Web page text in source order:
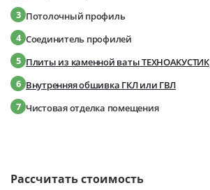
3 Потолочный профиль
4 Соединитель профилей
5 Плиты из каменной ваты ТЕХНОАКУСТИК
6 Внутренняя обшивка ГКЛ или ГВЛ
7 Чистовая отделка помещения
Рассчитать стоимость